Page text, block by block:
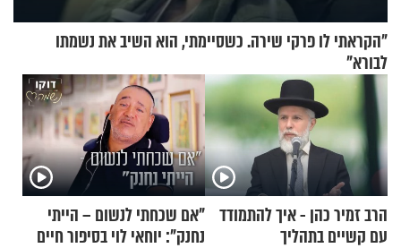
"הקראתי לו פרקי שירה. כשסיימתי, הוא השיב את נשמתו
לבורא"
הרב זמיר כהן - איך להתמודד
עם קשיים בתהליך
"אם שכחתי לנשום – הייתי
נחנק": יוחאי לוי בסיפור חיים